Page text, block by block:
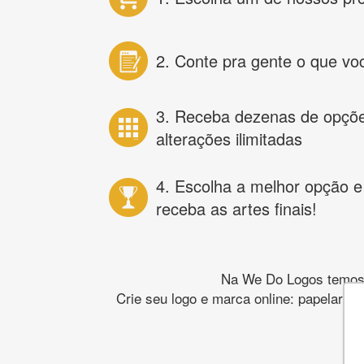
2. Conte pra gente o que
3. Receba dezenas de
alterações ilimitadas
4. Escolha a melhor opção e
receba as artes finais!
Na We Do Logos
Crie seu logo e marca online: